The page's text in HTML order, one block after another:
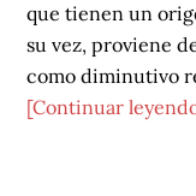
que tienen un
su vez, proviene
como diminutivo
[Continuar